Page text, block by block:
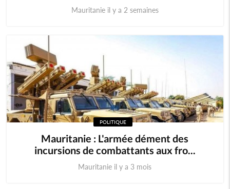
Mauritanie il y a 2 semaines
POLITIQUE
Mauritanie : L'armée dément des
incursions de combattants aux fro...
Mauritanie il y a 3 mois